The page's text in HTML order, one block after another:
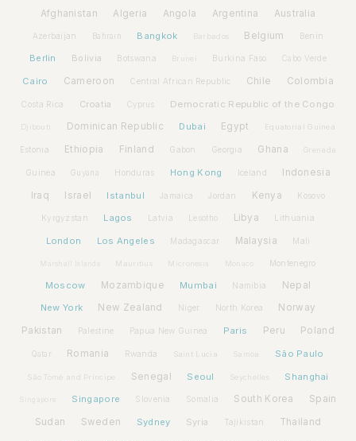
Afghanistan Algeria Angola Argentina Australia
Azerbaijan Bahrain Bangkok Barbados Belgium Benin
Berlin Bolivia Botswana Brunei Burkina Faso Cabo Verde
Cairo Cameroon Central African Republic Chile Colombia
Costa Rica Croatia Cyprus Democratic Republic of the Congo
Djibouti Dominican Republic Dubai Egypt Equatorial Guinea
Estonia Ethiopia Finland Gabon Georgia Ghana Grenada
Guinea Guyana Honduras Hong Kong Iceland Indonesia
Iraq Israel Istanbul Jamaica Jordan Kenya Kosovo
Kyrgyzstan Lagos Latvia Lesotho Libya Lithuania
London Los Angeles Madagascar Malaysia Mali
Mauritius Micronesia Monaco Montenegro
Moscow Mozambique Mumbai Namibia Nepal
New York New Zealand Niger North Korea Norway
Pakistan Palestine Papua New Guinea Paris Peru Poland
Qatar Romania Rwanda Saint Lucia Samoa São Paulo
São Tomé and Príncipe Senegal Seoul Seychelles Shanghai
Singapore Slovenia Somalia South Korea Spain
Sudan Sweden Sydney Syria Tajikistan Thailand